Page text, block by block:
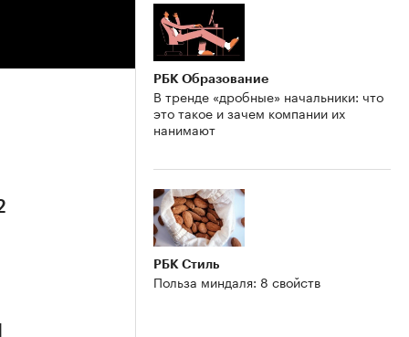
РБК Образование
В тренде «дробные» начальники: что
это такое и зачем компании их
нанимают
РБК Стиль
Польза миндаля: 8 свойств